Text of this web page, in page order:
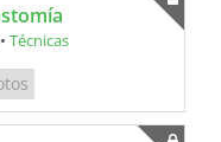
• Técnicas